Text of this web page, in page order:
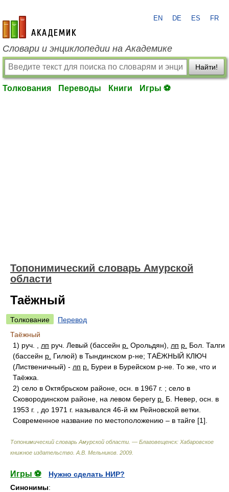
academic.ru
EN DE ES FR
Словари и энциклопедии на Академике
Найти!
Толкования Переводы Книги Игры ⚽
Топонимический словарь Амурской
области
Таёжный
Толкование
Перевод
Таёжный
1) руч. , лп руч. Левый (бассейн р. Орольдян), лп р. Бол. Талги
(бассейн р. Гилюй) в Тындинском р-не; ТАЁЖНЫЙ КЛЮЧ
(Лиственичный) - лп р. Буреи в Бурейском р-не. То же, что и
Таёжка.
2) село в Октябрьском районе, осн. в 1967 г. ; село в
Сковородинском районе, на левом берегу р. Б. Невер, осн. в
1953 г. , до 1971 г. назывался 46-й км Рейновской ветки.
Современное название по местоположению – в тайге [1].
Топонимический словарь Амурской области. — Благовещенск: Хабаровское
книжное издательство А.В. Мельников 2009
Игры ⚽
Нужно сделать НИР?
Синонимы: